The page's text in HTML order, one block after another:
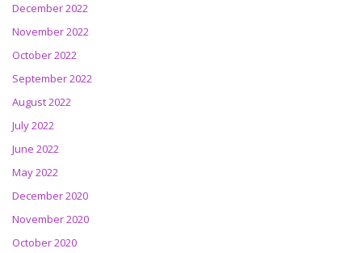
December 2022
November 2022
October 2022
September 2022
August 2022
July 2022
June 2022
May 2022
December 2020
November 2020
October 2020